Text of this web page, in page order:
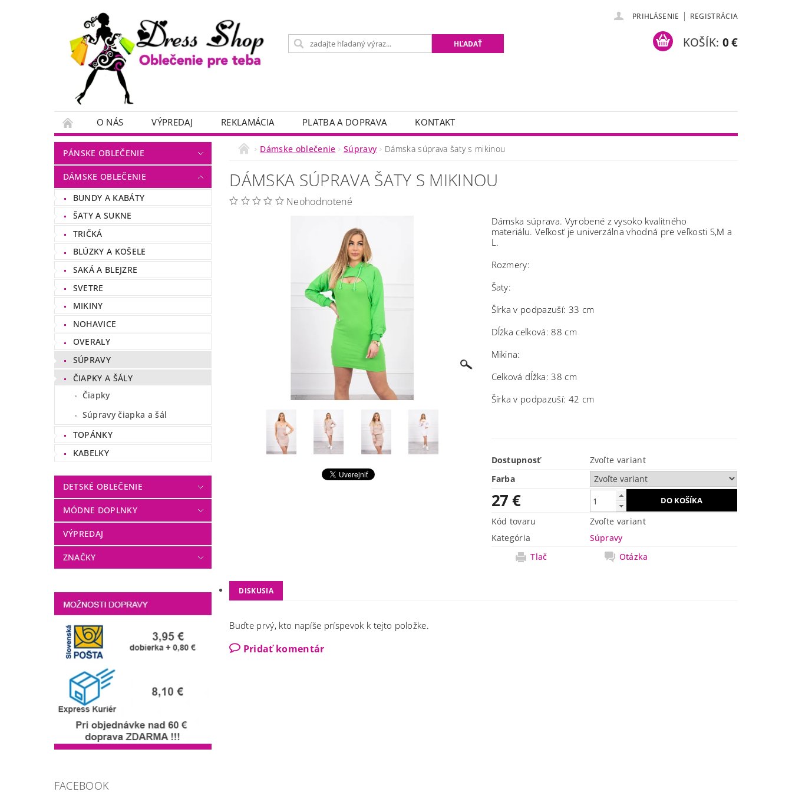
PRIHLÁSENIE | REGISTRÁCIA
KOŠÍK: 0 €
O NÁS VÝPREDAJ REKLAMÁCIA PLATBA A DOPRAVA KONTAKT
PÁNSKE OBLEČENIE
DÁMSKE OBLEČENIE
BUNDY A KABÁTY
ŠATY A SUKNE
TRIČKÁ
BLÚZKY A KOŠELE
SAKÁ A BLEJZRE
SVETRE
MIKINY
NOHAVICE
OVERALY
SÚPRAVY
ČIAPKY A ŠÁLY
Čiapky
Súpravy čiapka a šál
TOPÁNKY
KABELKY
DETSKÉ OBLEČENIE
MÓDNE DOPLNKY
VÝPREDAJ
ZNAČKY
FACEBOOK
Dámske oblečenie Súpravy Dámska súprava šaty s mikinou
DÁMSKA SÚPRAVA ŠATY S MIKINOU
Neohodnotené
Dámska súprava. Vyrobené z vysoko kvalitného
materiálu. Veľkosť je univerzálna vhodná pre veľkosti S,M a
L.
Rozmery:
Šaty:
Šírka v podpazuší: 33 cm
Dĺžka celková: 88 cm
Mikina:
Celková dĺžka: 38 cm
Šírka v podpazuší: 42 cm
Dostupnosť
Zvoľte variant
Farba
27 €
Kód tovaru
Zvoľte variant
Kategória
Súpravy
Tlač
Otázka
DISKUSIA
Buďte prvý, kto napíše príspevok k tejto položke.
Pridať komentár